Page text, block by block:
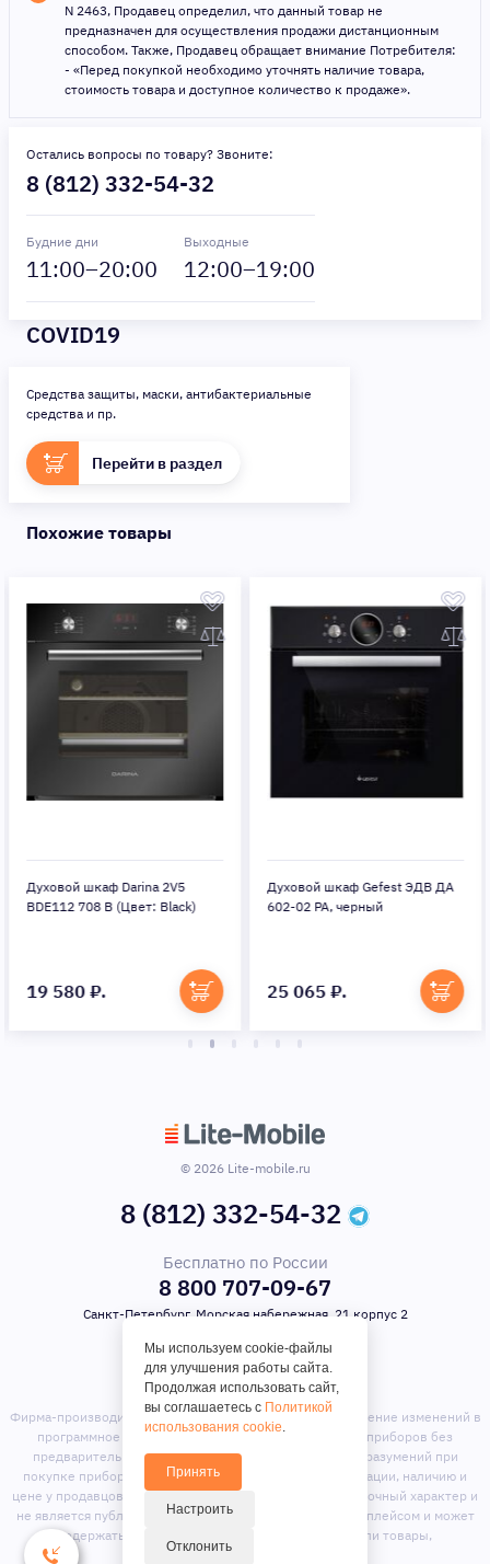
N 2463, Продавец определил, что данный товар не
предназначен для осуществления продажи дистанционным
способом. Также, Продавец обращает внимание Потребителя:
- «Перед покупкой необходимо уточнять наличие товара,
стоимость товара и доступное количество к продаже».
Остались вопросы по товару? Звоните:
8 (812) 332-54-32
Будние дни
11:00–20:00
Выходные
12:00–19:00
COVID19
Средства защиты, маски, антибактериальные
средства и пр.
Перейти в раздел
Похожие товары
Духовой шкаф Darina 2V5
BDE112 708 B (Цвет: Black)
19 580 ₽.
Духовой шкаф Gefest ЭДВ ДА
602-02 РА, черный
25 065 ₽.
© 2026 Lite-mobile.ru
8 (812) 332-54-32
Бесплатно по России
8 800 707-09-67
Санкт-Петербург, Морская набережная, 21 корпус 2
Фирма-производитель оставляет за собой право на внесение изменений в
программное обеспечение, дизайн и комплектацию приборов без
предварительного уведомления. Во избежание недоразумений при
покупке приборов уточняйте информацию о комплектации, наличию и
цене у продавцов. Вся информация на сайте носит справочный характер и
не является публичной офертой. Сайт является маркет-плейсом и может
содержать предложения сторонних продавцов или товары,
отсутствующие на складе магазина.
Мы используем cookie-файлы
для улучшения работы сайта.
Продолжая использовать сайт,
вы соглашаетесь с Политикой
использования cookie.
Принять
Настроить
Отклонить